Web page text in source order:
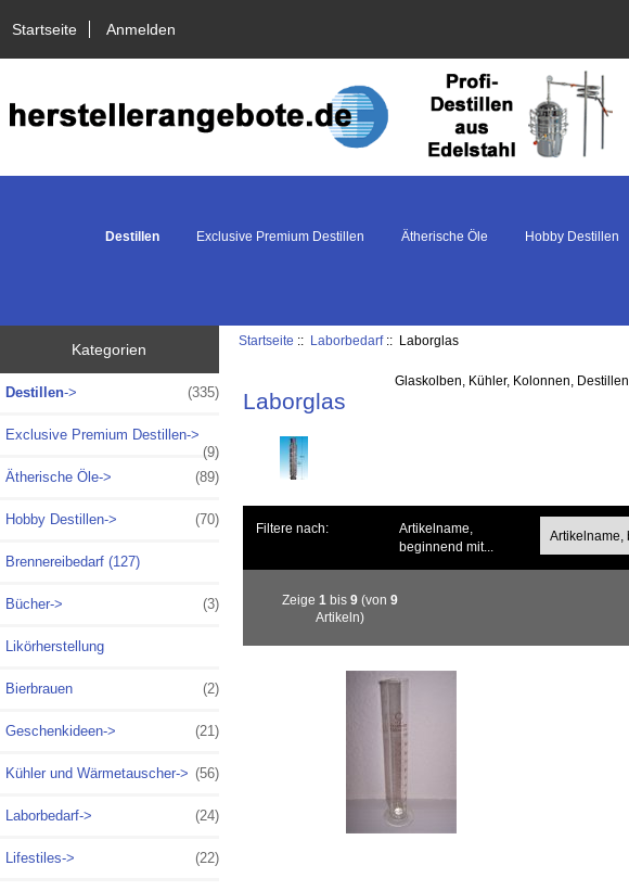
Startseite Anmelden
Destillen Exclusive Premium Destillen Ätherische Öle Hobby Destillen
Kategorien
Destillen-> (335)
Exclusive Premium Destillen->
(9)
Ätherische Öle->
(89)
Hobby Destillen-> (70)
Brennereibedarf (127)
Bücher-> (3)
Likörherstellung
Bierbrauen (2)
Geschenkideen-> (21)
Kühler und Wärmetauscher-> (56)
Laborbedarf-> (24)
Lifestiles-> (22)
Startseite :: Laborbedarf:: Laborglas
Laborglas
Glaskolben, Kühler, Kolonnen, Destillen
Filtere nach:
Artikelname,
beginnend mit...
Zeige 1 bis 9(von 9
Artikeln)